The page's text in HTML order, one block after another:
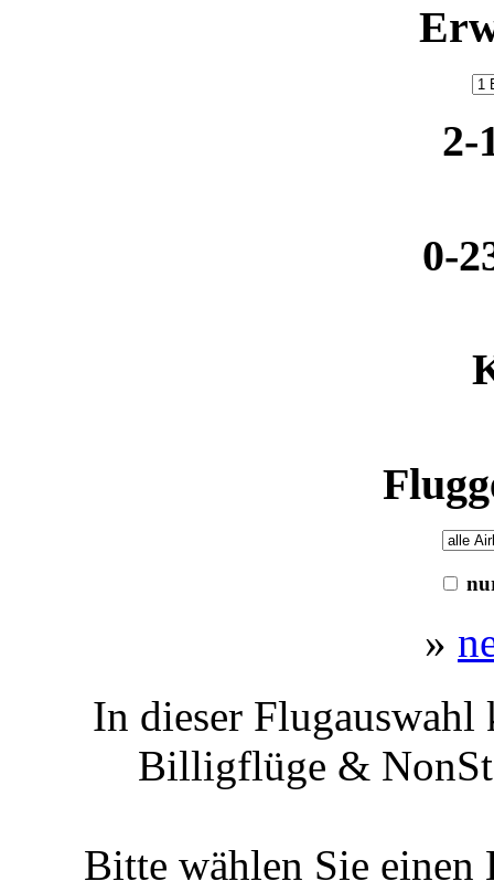
2-
0-
»
In dieser
Billigflüge &
Bitte wählen Sie